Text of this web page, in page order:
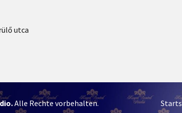
utca
Alle Rechte vorbehalten.